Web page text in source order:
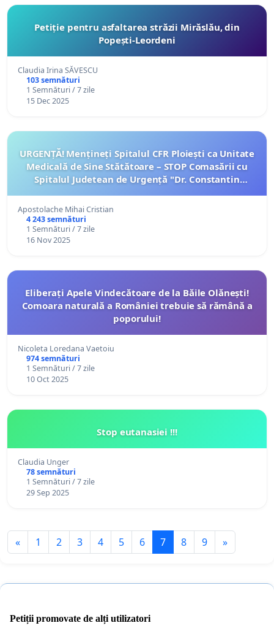
Petiție pentru asfaltarea străzii Mirăslău, din
Popești-Leordeni
Claudia Irina SĂVESCU
103 semnături
1 Semnături / 7 zile
15 Dec 2025
URGENȚĂ! Mențineți Spitalul CFR Ploiești ca Unitate
Medicală de Sine Stătătoare – STOP Comasării cu
Spitalul Judetean de Urgență "Dr. Constantin
Apostolache Mihai Cristian
4 243 semnături
1 Semnături / 7 zile
16 Nov 2025
Eliberați Apele Vindecătoare de la Băile Olănești!
Comoara naturală a României trebuie să rămână a
poporului!
Nicoleta Loredana Vaetoiu
974 semnături
1 Semnături / 7 zile
10 Oct 2025
Stop eutanasiei !!!
Claudia Unger
78 semnături
1 Semnături / 7 zile
29 Sep 2025
« 1 2 3 4 5 6 7 8 9 »
Petiții promovate de alți utilizatori